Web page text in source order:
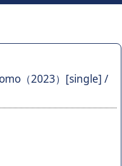
（2023）[single] /